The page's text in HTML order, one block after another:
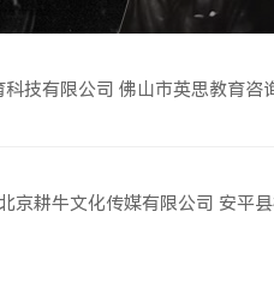
技有限公司 佛山市英思教育咨
北京耕牛文化传媒有限公司 安平